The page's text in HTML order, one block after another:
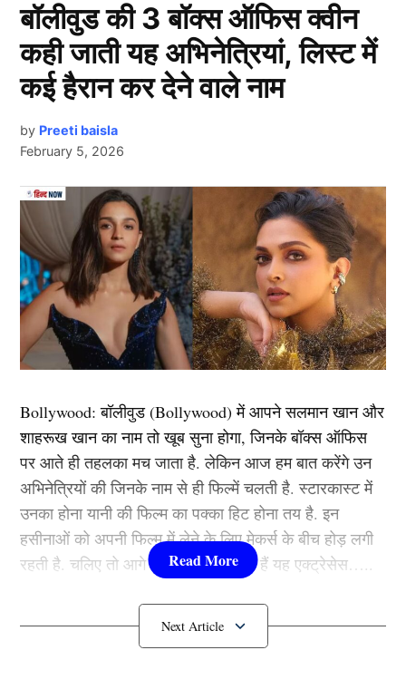
उत्तर प्रदेश के माफियाओं पर आधारित ओटीटी प्लेटफॉर्म अमेजन
प्राइम की बहु चर्चित वेब सीरीज मिर्जापुर में मनोरंजन, सस्पेंस,
ड्रामा के साथ-साथ बोल्डनेस का भी भरपूर तड़का देखने को
मिलता है। इसमें कालानी भैया का किरदार पंकज त्रिपाठी ने
ने निभाया था। सीरीज में इन दोनों के इंटीमेट सीन्स काफी बोल्ड
थे।
सेक्रेड गेम्स
Next Article
बॉलीवुड की 3 बॉक्स ऑफिस क्वीन
कही जाती यह अभिनेत्रियां, लिस्ट में
कई हैरान कर देने वाले नाम
by Preeti baisla
February 5, 2026
Bollywood:बॉलीवुड (Bollywood)में आपने सलमान खान और
शाहरूख खान का नाम तो खूब सुना होगा, जिनके बॉक्स ऑफिस
पर आते ही तहलका मच जाता है. लेकिन आज हम बात करेंगे उन
अभिनेत्रियों की जिनके नाम से ही फिल्में चलती है. स्टारकास्ट में
उनका होना यानी की फिल्म का पक्का हिट होना तय है. इन
हसीनाओं को अपनी फिल्म में लेने के लिए मेकर्स के बीच होड़ लगी
रहती है. चलिए तो आगे जानते हैं कौन-कौन हैं यह एक्ट्रेसेस…..
कौन हैंBollywood की यह हसीनाएं?